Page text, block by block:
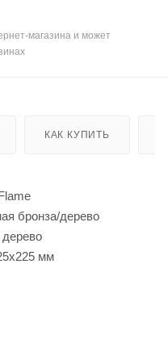
магазина и может
КАК КУПИТЬ
бронза/дерево
мм